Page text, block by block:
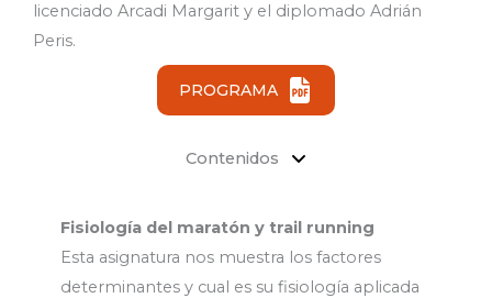
licenciado Arcadi Margarit y el diplomado Adrián
Peris.
PROGRAMA
Contenidos
Fisiología del maratón y trail running
Esta asignatura nos muestra los factores
determinantes y cual es su fisiología aplicada